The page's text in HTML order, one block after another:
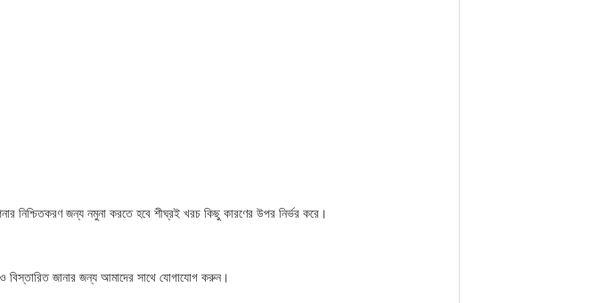
জন্য নমুনা করতে হবে শীঘ্রই খরচ কিছু কারণের উপর নির্ভর করে।
বিস্তারিত জানার জন্য আমাদের সাথে যোগাযোগ করুন।